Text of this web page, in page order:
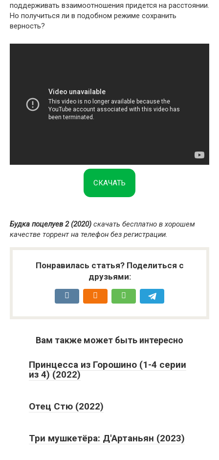
поддерживать взаимоотношения придется на расстоянии.
Но получиться ли в подобном режиме сохранить
верность?
СКАЧАТЬ
Будка поцелуев 2 (2020) скачать бесплатно в хорошем
качестве торрент на телефон без регистрации.
Понравилась статья? Поделиться с
друзьями:
Вам также может быть интересно
Принцесса из Горошино (1-4 серии
из 4) (2022)
Отец Стю (2022)
Три мушкетёра: Д'Артаньян (2023)